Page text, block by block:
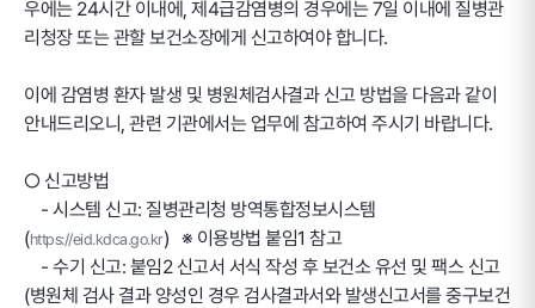
우에는 24시간 이내에, 제4급감염병의 경우에는 7일 이내에 질병관
리청장 또는 관할 보건소장에게 신고하여야 합니다.
이에 감염병 환자 발생 및 병원체검사결과 신고 방법을 다음과 같이
안내드리오니, 관련 기관에서는 업무에 참고하여 주시기 바랍니다.
○ 신고방법
- 시스템 신고: 질병관리청 방역통합정보시스템
(https://eid.kdca.go.kr) ※ 이용방법 붙임1 참고
- 수기 신고: 붙임2 신고서 서식 작성 후 보건소 유선 및 팩스 신고
(병원체 검사 결과 양성인 경우 검사결과서와 발생신고서를 중구보건